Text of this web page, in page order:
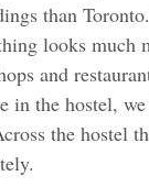
than
looks much
and
in the hostel,
the hostel